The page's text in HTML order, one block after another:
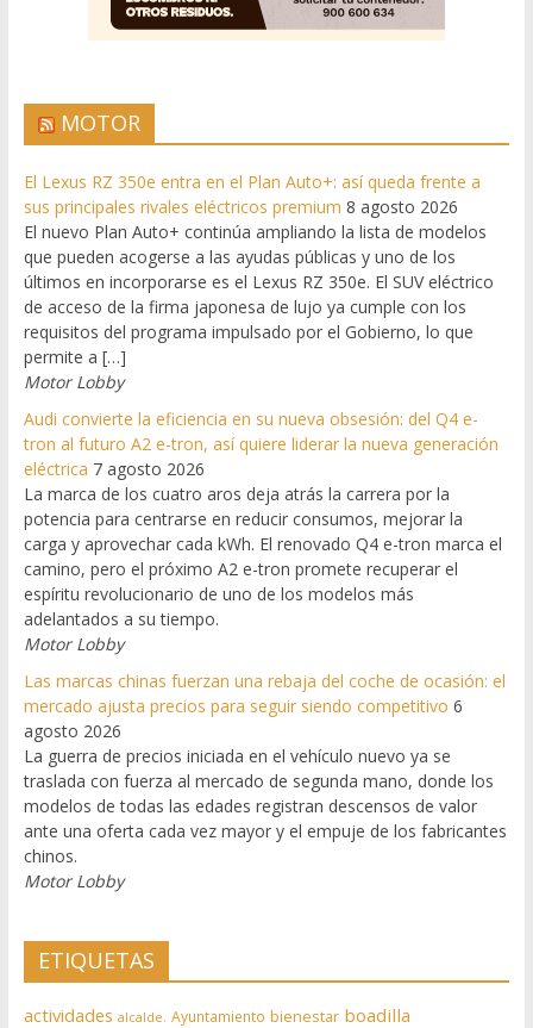
MOTOR
El Lexus RZ 350e entra en el Plan Auto+: así queda frente a
sus principales rivales eléctricos premium 8 agosto 2026
El nuevo Plan Auto+ continúa ampliando la lista de modelos
que pueden acogerse a las ayudas públicas y uno de los
últimos en incorporarse es el Lexus RZ 350e. El SUV eléctrico
de acceso de la firma japonesa de lujo ya cumple con los
requisitos del programa impulsado por el Gobierno, lo que
permite a […]
Motor Lobby
Audi convierte la eficiencia en su nueva obsesión: del Q4 e-
tron al futuro A2 e-tron, así quiere liderar la nueva generación
eléctrica 7 agosto 2026
La marca de los cuatro aros deja atrás la carrera por la
potencia para centrarse en reducir consumos, mejorar la
carga y aprovechar cada kWh. El renovado Q4 e-tron marca el
camino, pero el próximo A2 e-tron promete recuperar el
espíritu revolucionario de uno de los modelos más
adelantados a su tiempo.
Motor Lobby
Las marcas chinas fuerzan una rebaja del coche de ocasión: el
mercado ajusta precios para seguir siendo competitivo 6
agosto 2026
La guerra de precios iniciada en el vehículo nuevo ya se
traslada con fuerza al mercado de segunda mano, donde los
modelos de todas las edades registran descensos de valor
ante una oferta cada vez mayor y el empuje de los fabricantes
chinos.
Motor Lobby
ETIQUETAS
actividades alcalde. Ayuntamiento bienestar boadilla